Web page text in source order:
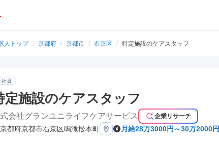
人トップ / 京都府 / 京都市 / 右京区 / 特定施設のケアスタッフ
社員
定施設のケアスタッフ
会社グランユニライフケアサービス 企業リサーチ
京都府京都市右京区鳴滝松本町 月給28万3000円～30万2000円